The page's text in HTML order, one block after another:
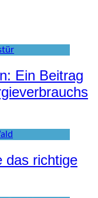
Ein Beitrag
das richtige